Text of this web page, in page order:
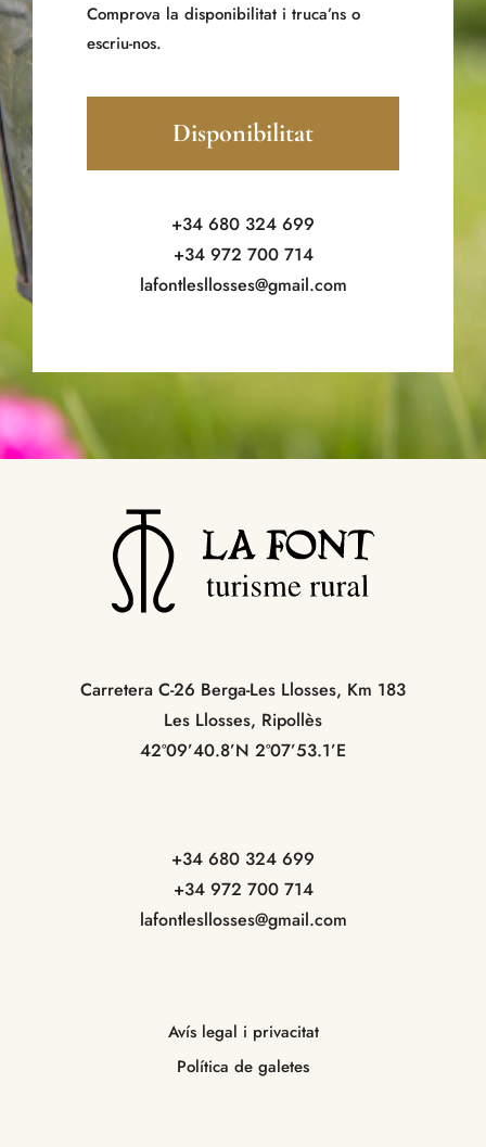
Comprova la disponibilitat i truca’ns o
escriu-nos.
Disponibilitat
+34 680 324 699
+34 972 700 714
lafontlesllosses@gmail.com
Carretera C-26 Berga-Les Llosses, Km 183
Les Llosses, Ripollès
42º09’40.8’N 2º07’53.1’E
+34 680 324 699
+34 972 700 714
lafontlesllosses@gmail.com
Avís legal i privacitat
Política de galetes